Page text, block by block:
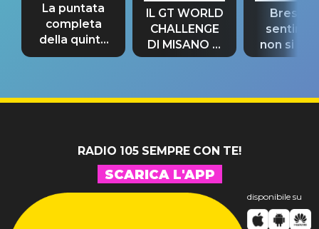
La puntata
completa
della quinta
tappa
IL GT WORLD
CHALLENGE
DI MISANO si
riconferma
Bresh:
non si
fino alla
RADIO 105 SEMPRE CON TE!
SCARICA L'APP
disponibile su